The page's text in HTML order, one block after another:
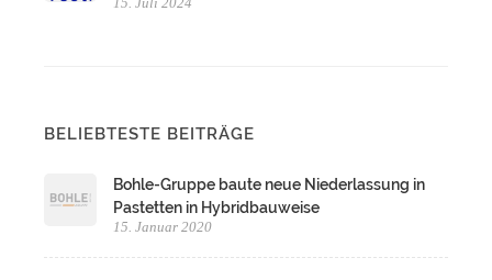
BELIEBTESTE BEITRÄGE
Bohle-Gruppe baute neue Niederlassung in
Pastetten in Hybridbauweise
15. Januar 2020